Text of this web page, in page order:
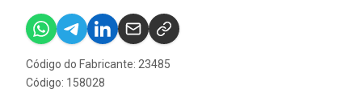
Código do Fabricante: 23485
Código: 158028